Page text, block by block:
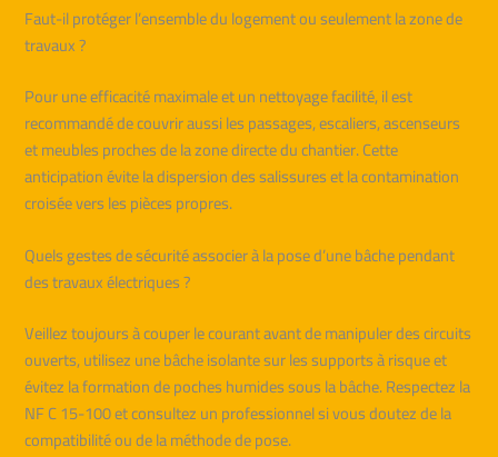
Faut-il protéger l’ensemble du logement ou seulement la zone de
travaux ?
Pour une efficacité maximale et un nettoyage facilité, il est
recommandé de couvrir aussi les passages, escaliers, ascenseurs
et meubles proches de la zone directe du chantier. Cette
anticipation évite la dispersion des salissures et la contamination
croisée vers les pièces propres.
Quels gestes de sécurité associer à la pose d’une bâche pendant
des travaux électriques ?
Veillez toujours à couper le courant avant de manipuler des circuits
ouverts, utilisez une bâche isolante sur les supports à risque et
évitez la formation de poches humides sous la bâche. Respectez la
NF C 15-100 et consultez un professionnel si vous doutez de la
compatibilité ou de la méthode de pose.